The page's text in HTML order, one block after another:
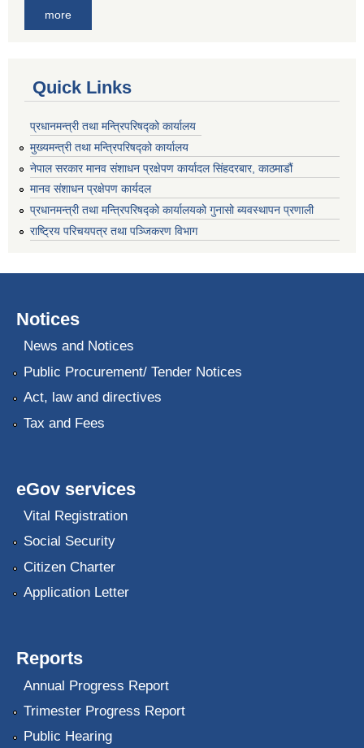
more
Quick Links
प्रधानमन्त्री तथा मन्त्रिपरिषद्को कार्यालय
मुख्यमन्त्री तथा मन्त्रिपरिषद्को कार्यालय
नेपाल सरकार मानव संशाधन प्रक्षेपण कार्यादल सिंहदरबार, काठमाडौं
मानव संशाधन प्रक्षेपण कार्यदल
प्रधानमन्त्री तथा मन्त्रिपरिषद्को कार्यालयको गुनासो ब्यवस्थापन प्रणाली
राष्ट्रिय परिचयपत्र तथा पञ्जिकरण विभाग
Notices
News and Notices
Public Procurement/ Tender Notices
Act, law and directives
Tax and Fees
eGov services
Vital Registration
Social Security
Citizen Charter
Application Letter
Reports
Annual Progress Report
Trimester Progress Report
Public Hearing